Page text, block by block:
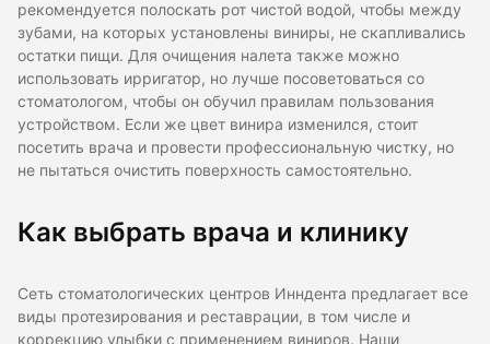
рекомендуется полоскать рот чистой водой, чтобы между
зубами, на которых установлены виниры, не скапливались
остатки пищи. Для очищения налета также можно
использовать ирригатор, но лучше посоветоваться со
стоматологом, чтобы он обучил правилам пользования
устройством. Если же цвет винира изменился, стоит
посетить врача и провести профессиональную чистку, но
не пытаться очистить поверхность самостоятельно.
Как выбрать врача и клинику
Сеть стоматологических центров Инндента предлагает все
виды протезирования и реставрации, в том числе и
коррекцию улыбки с применением виниров. Наши